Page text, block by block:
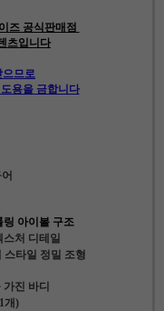
즈 공식판매점
츠입니다
므로
용을 금합니다
링 아이볼 구조
스처 디테일
스타일 정밀 조형
가진 바디
개)